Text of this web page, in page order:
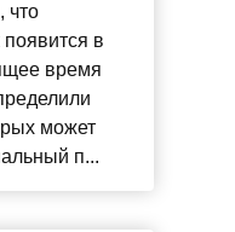
что
в
время
может
п...